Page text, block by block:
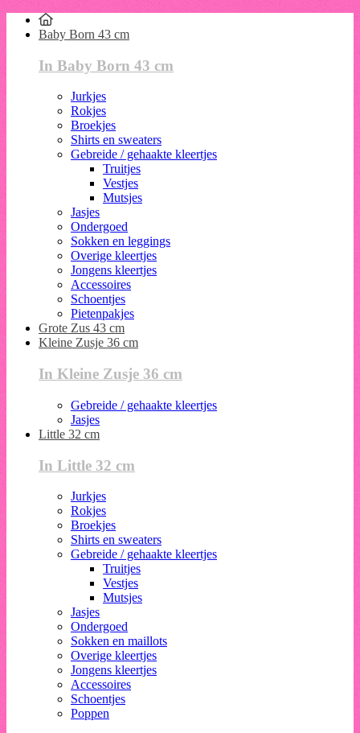
Baby Born 43 cm
In Baby Born 43 cm
Jurkjes
Rokjes
Broekjes
Shirts en sweaters
Gebreide / gehaakte kleertjes
Truitjes
Vestjes
Mutsjes
Jasjes
Ondergoed
Sokken en leggings
Overige kleertjes
Jongens kleertjes
Accessoires
Schoentjes
Pietenpakjes
Grote Zus 43 cm
Kleine Zusje 36 cm
In Kleine Zusje 36 cm
Gebreide / gehaakte kleertjes
Jasjes
Little 32 cm
In Little 32 cm
Jurkjes
Rokjes
Broekjes
Shirts en sweaters
Gebreide / gehaakte kleertjes
Truitjes
Vestjes
Mutsjes
Jasjes
Ondergoed
Sokken en maillots
Overige kleertjes
Jongens kleertjes
Accessoires
Schoentjes
Poppen